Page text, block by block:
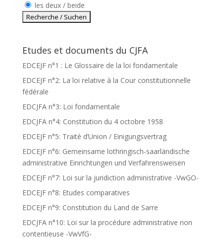
les deux / beide
Etudes et documents du CJFA
EDCEJF n°1 : Le Glossaire de la loi fondamentale
EDCEJF n°2: La loi relative à la Cour constitutionnelle
fédérale
EDCJFA n°3: Loi fondamentale
EDCJFA n°4: Constitution du 4 octobre 1958
EDCEJF n°5: Traité d’Union / Einigungsvertrag
EDCEJF n°6: Gemeinsame lothringisch-saarländische
administrative Einrichtungen und Verfahrensweisen
EDCEJF n°7: Loi sur la juridiction administrative -VwGO-
EDCEJF n°8: Etudes comparatives
EDCEJF n°9: Constitution du Land de Sarre
EDCJFA n°10: Loi sur la procédure administrative non
contentieuse -VwVfG-